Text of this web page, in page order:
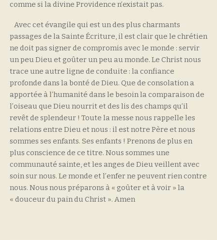
comme si la divine Providence n’existait pas.
Avec cet évangile qui est un des plus charmants
passages de la Sainte Écriture, il est clair que le chrétien
ne doit pas signer de compromis avec le monde : servir
un peu Dieu et goûter un peu au monde. Le Christ nous
trace une autre ligne de conduite : la confiance
profonde dans la bonté de Dieu. Que de consolation a
apportée à l’humanité dans le besoin la comparaison de
l’oiseau que Dieu nourrit et des lis des champs qu’il
revêt de splendeur ! Toute la messe nous rappelle les
relations entre Dieu et nous : il est notre Père et nous
sommes ses enfants. Ses enfants ! Prenons de plus en
plus conscience de ce titre. Nous sommes une
communauté sainte, et les anges de Dieu veillent avec
soin sur nous. Le monde et l’enfer ne peuvent rien contre
nous. Nous nous préparons à « goûter et à voir » la
« douceur du pain du Christ ». Amen